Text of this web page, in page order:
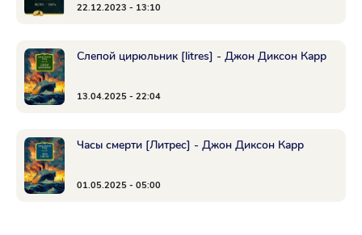
22.12.2023 - 13:10
Слепой цирюльник [litres] - Джон Диксон Карр
13.04.2025 - 22:04
Часы смерти [Литрес] - Джон Диксон Карр
01.05.2025 - 05:00